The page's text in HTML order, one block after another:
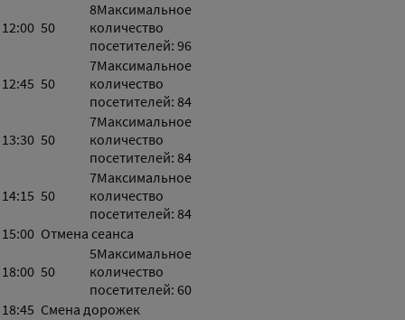
12:00 50
8Максимальное
количество
посетителей: 96
12:45 50
7Максимальное
количество
посетителей: 84
13:30 50
7Максимальное
количество
посетителей: 84
14:15 50
7Максимальное
количество
посетителей: 84
15:00 Отмена сеанса
18:00 50
5Максимальное
количество
посетителей: 60
18:45 Смена дорожек